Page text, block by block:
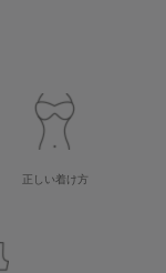
正しい着け方